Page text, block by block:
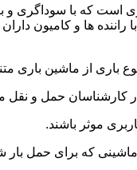
است که با سوداگری
و کامیون داران
از ماشین باری
حمل و نقل ما
موثر باشند.
که برای حمل بار